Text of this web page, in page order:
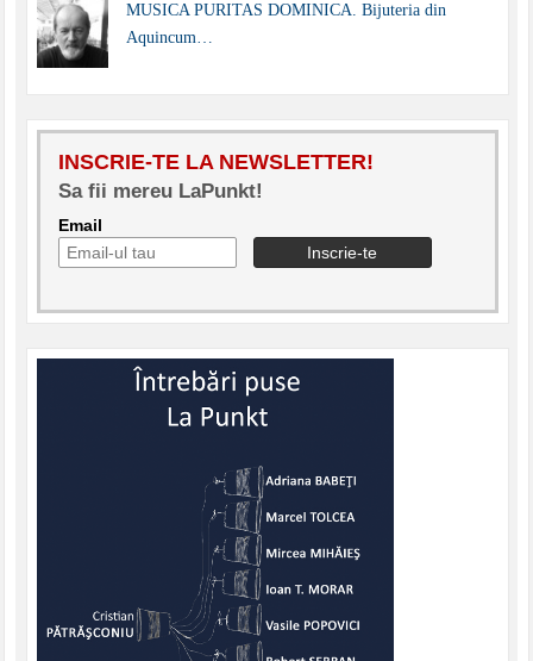
MUSICA PURITAS DOMINICA. Bijuteria din
Aquincum…
INSCRIE-TE LA NEWSLETTER!
Sa fii mereu LaPunkt!
Email